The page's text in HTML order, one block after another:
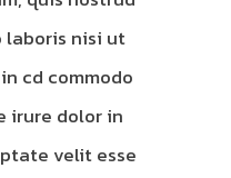
nisi ut
cd commodo
irure dolor in
velit esse